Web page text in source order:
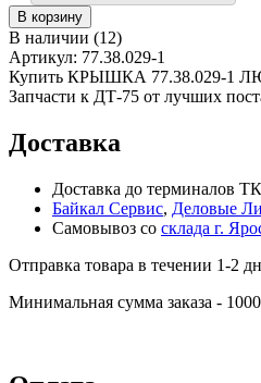
В наличии (12)
Артикул: 77.38.029-1
Купить КРЫШКА 77.38.029-1
Запчасти к ДТ-75 от лучших
Доставка
Доставка до терминалов
Байкал Сервис, Деловые
Самовывоз со склада г.
Отправка товара в течении 1-2
Минимальная сумма заказа -